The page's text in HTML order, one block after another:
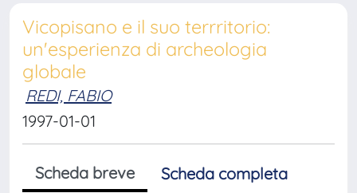
Vicopisano e il suo terrritorio:
un'esperienza di archeologia
globale
REDI, FABIO
1997-01-01
Scheda breve
Scheda completa